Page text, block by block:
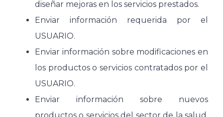
diseñar mejoras en los servicios prestados.
Enviar información requerida por el
USUARIO.
Enviar información sobre modificaciones en
los productos o servicios contratados por el
USUARIO.
Enviar información sobre nuevos